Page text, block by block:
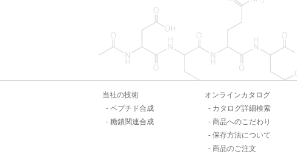
当社の技術
ペプチド合成
糖鎖関連合成
オンラインカタログ
カタログ詳細検索
商品へのこだわり
保存方法について
商品のご注文